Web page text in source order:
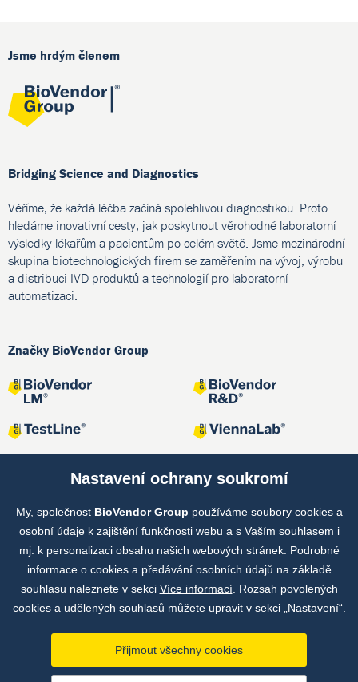
Jsme hrdým členem
Bridging Science and Diagnostics
Věříme, že každá léčba začíná spolehlivou diagnostikou. Proto
hledáme inovativní cesty, jak poskytnout věrohodné laboratorní
výsledky lékařům a pacientům po celém světě. Jsme mezinárodní
skupina biotechnologických firem se zaměřením na vývoj, výrobu
a distribuci IVD produktů a technologií pro laboratorní
automatizaci.
Značky BioVendor Group
Společné projekty
Nastavení ochrany soukromí
My, společnost BioVendor Group používáme soubory cookies a
osobní údaje k zajištění funkčnosti webu a s Vaším souhlasem i
mj. k personalizaci obsahu našich webových stránek. Podrobné
informace o cookies a předávání osobních údajů na základě
souhlasu naleznete v sekci Více informací. Rozsah povolených
cookies a udělených souhlasů můžete upravit v sekci „Nastavení“.
Přijmout všechny cookies